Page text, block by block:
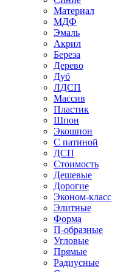
Материал
МДФ
Эмаль
Акрил
Береза
Дерево
Дуб
ЛДСП
Массив
Пластик
Шпон
Экошпон
С патиной
ДСП
Стоимость
Дешевые
Дорогие
Эконом-класс
Элитные
Форма
П-образные
Угловые
Прямые
Радиусные